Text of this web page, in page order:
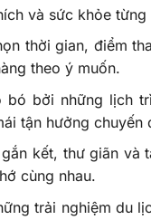
và sức khỏe từng
thời gian, điểm
theo ý muốn.
bó bởi những lịch
tận hưởng chuyến
kết, thư giãn và
cùng nhau.
trải nghiệm du